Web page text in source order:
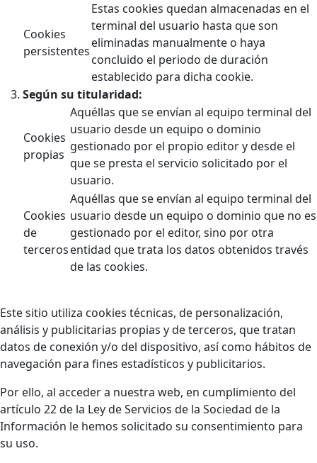
Cookies
persistentes
Estas cookies quedan almacenadas en el
terminal del usuario hasta que son
eliminadas manualmente o haya
concluido el periodo de duración
establecido para dicha cookie.
Según su titularidad:
Cookies
propias
Aquéllas que se envían al equipo terminal del
usuario desde un equipo o dominio
gestionado por el propio editor y desde el
que se presta el servicio solicitado por el
usuario.
Cookies
de
terceros
Aquéllas que se envían al equipo terminal del
usuario desde un equipo o dominio que no es
gestionado por el editor, sino por otra
entidad que trata los datos obtenidos través
de las cookies.
Este sitio utiliza cookies técnicas, de personalización,
análisis y publicitarias propias y de terceros, que tratan
datos de conexión y/o del dispositivo, así como hábitos de
navegación para fines estadísticos y publicitarios.
Por ello, al acceder a nuestra web, en cumplimiento del
artículo 22 de la Ley de Servicios de la Sociedad de la
Información le hemos solicitado su consentimiento para
su uso.